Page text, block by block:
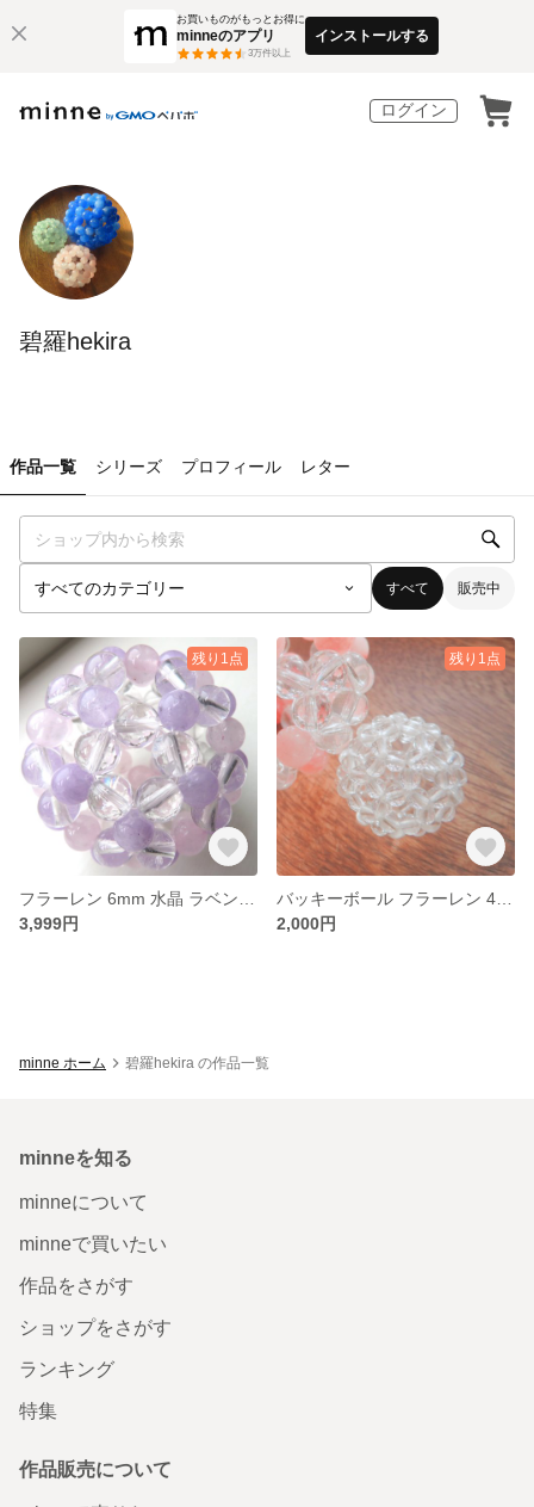
お買いものがもっとお得に
minneのアプリ
3万件以上
インストールする
ログイン
碧羅hekira
作品一覧 シリーズ プロフィール レター
すべて 販売中
残り1点
3,999円
残り1点
2,000円
minne ホーム 碧羅hekira の作品一覧
minneを知る
minneについて
minneで買いたい
作品をさがす
ショップをさがす
ランキング
特集
作品販売について